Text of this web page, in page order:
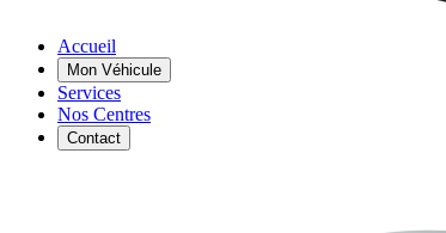
Accueil
Mon Véhicule
Services
Nos Centres
Contact